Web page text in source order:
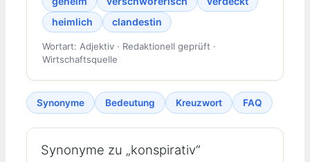
heimlich
clandestin
Wortart: Adjektiv · Redaktionell geprüft ·
Wirtschaftsquelle
Synonyme Bedeutung Kreuzwort FAQ
Synonyme zu „konspirativ“